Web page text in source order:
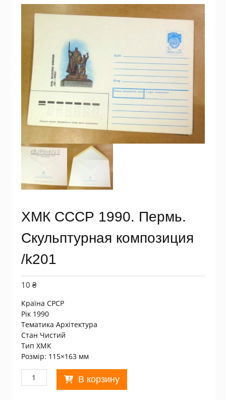
ХМК СССР 1990. Пермь.
Скульптурная композиция
/k201
10 ₴
Країна СРСР
Рік 1990
Тематика Архітектура
Стан Чистий
Тип ХМК
Розмір: 115×163 мм
Количество
товара
В корзину